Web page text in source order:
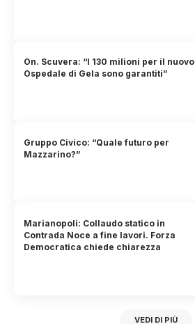
On. Scuvera: “I 130 milioni per il nuovo
Ospedale di Gela sono garantiti”
Gruppo Civico: “Quale futuro per
Mazzarino?”
Marianopoli: Collaudo statico in
Contrada Noce a fine lavori. Forza
Democratica chiede chiarezza
VEDI DI PIÙ